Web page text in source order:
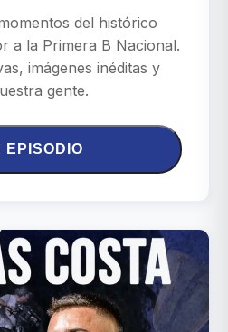
del histórico
a la Primera B Nacional.
imágenes inéditas y
gente.
EPISODIO